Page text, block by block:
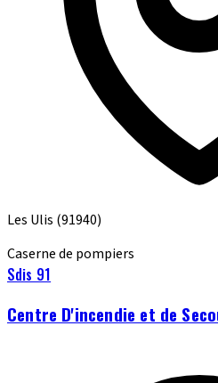
Les Ulis (91940)
Caserne de pompiers
Sdis 91
Centre D'incendie et de